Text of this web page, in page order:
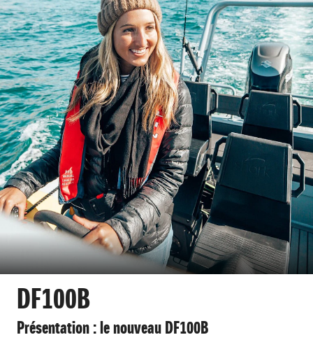
DF100B
Présentation : le nouveau DF100B